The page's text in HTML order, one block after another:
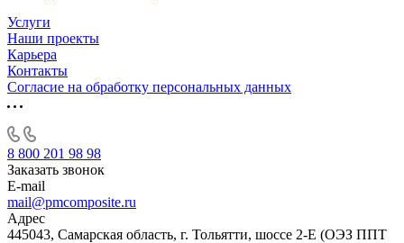
Услуги
Наши проекты
Карьера
Контакты
Согласие на обработку персональных данных
8 800 201 98 98
Заказать звонок
E-mail
mail@pmcomposite.ru
Адрес
445043, Самарская область, г. Тольятти, шоссе 2-Е (ОЭЗ ППТ